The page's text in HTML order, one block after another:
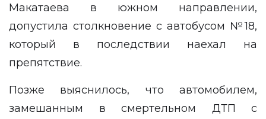
Макатаева в южном направлении,
допустила столкновение с автобусом №18,
который в последствии наехал на
препятствие.
Позже выяснилось, что автомобилем,
замешанным в смертельном ДТП с